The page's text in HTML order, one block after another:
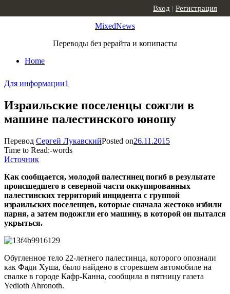
MixedNews
Переводы без рерайта и копипасты
Home
Вход | Регистрация
Для информации1
Израильские поселенцы сожгли в
машине палестинского юношу
Перевод Сергей ЛукавскийPosted on26.11.2015
Time to Read:-words
Источник
Как сообщается, молодой палестинец погиб в результате
происшедшего в северной части оккупированных
палестинских территорий инцидента с группой
израильских поселенцев, которые сначала жестоко избили
парня, а затем подожгли его машину, в которой он пытался
укрыться.
Обугленное тело 22-летнего палестинца, которого опознали
как Фади Хуша, было найдено в сгоревшем автомобиле на
свалке в городе Кафр-Канна, сообщила в пятницу газета
Yedioth Ahronoth.